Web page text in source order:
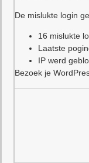
De mislukte login
16 mislukte
Laatste
IP werd
Bezoek je